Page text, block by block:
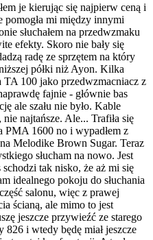
je kierując się najpierw ceną i
pomogła mi między innymi
słuchałem na przedwzmaku
efekty. Skoro nie bały się
radę ze sprzętem na który
półki niż Ayon. Kilka
TA 100 jako przedwzmacniacz z
fajnie - głównie bas
ale szału nie było. Kable
najtańsze. Ale... Trafiła się
PMA 1600 no i wypadłem z
Melodike Brown Sugar. Teraz
słucham na nowo. Jest
schodzi tak nisko, że aż mi się
idealnego pokoju do słuchania
salonu, więc z prawej
ścianą, ale mimo to jest
jeszcze przywieźć ze starego
826 i wtedy będę miał jeszcze